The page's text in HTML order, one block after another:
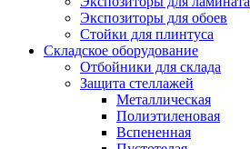
Экспозиторы для обоев
Стойки для плинтуса
Складское оборудование
Отбойники для склада
Защита стеллажей
Металлическая
Полиэтиленовая
Вспененная